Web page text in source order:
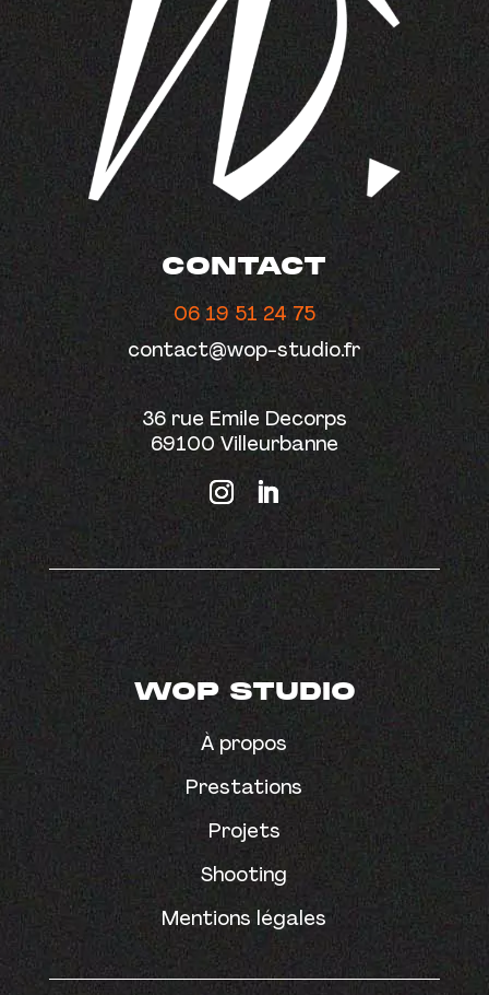
CONTACT
06 19 51 24 75
contact@wop-studio.fr
36 rue Emile Decorps
69100 Villeurbanne
WOP STUDIO
À propos
Prestations
Projets
Shooting
Mentions légales